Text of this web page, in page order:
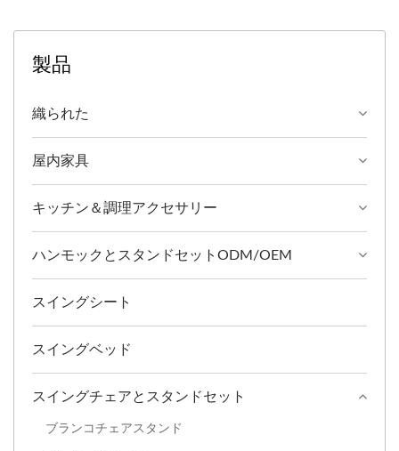
製品
織られた
屋内家具
キッチン＆調理アクセサリー
ハンモックとスタンドセットODM/OEM
スイングシート
スイングベッド
スイングチェアとスタンドセット
ブランコチェアスタンド